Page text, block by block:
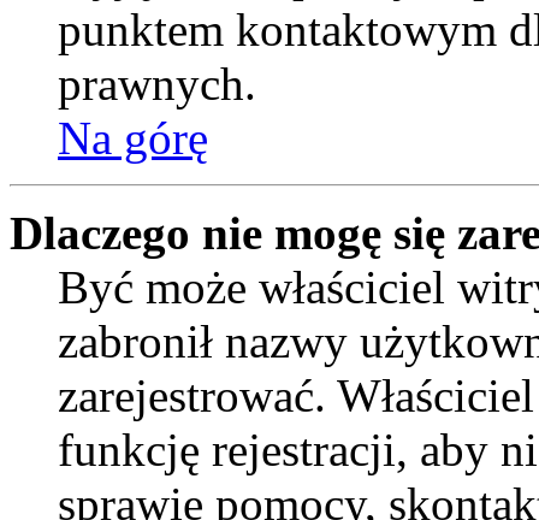
punktem kontaktowym
prawnych.
Na górę
Dlaczego nie mogę się
Być może właściciel
zabronił nazwy
zarejestrować.
funkcję rejestracji, aby
sprawie pomocy,